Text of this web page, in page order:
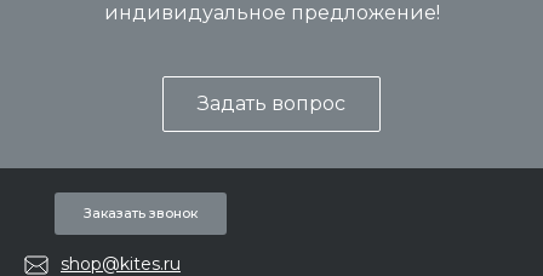
индивидуальное предложение!
Задать вопрос
Заказать звонок
shop@kites.ru